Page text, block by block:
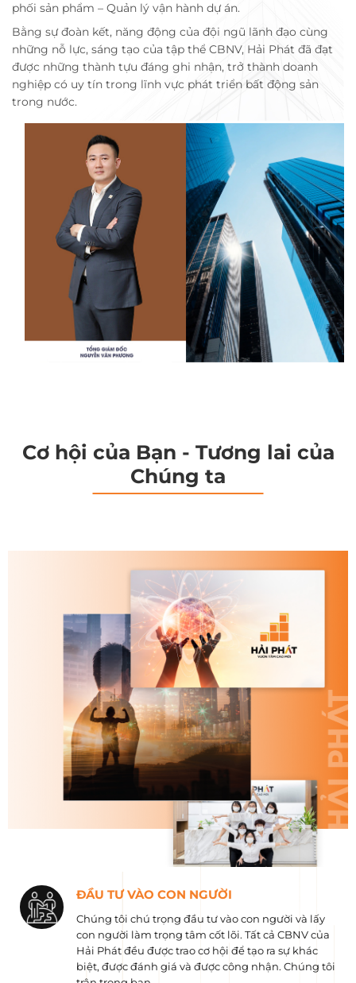
phối sản phẩm – Quản lý vận hành dự án.
Bằng sự đoàn kết, năng động của đội ngũ lãnh đạo cùng
những nỗ lực, sáng tạo của tập thể CBNV, Hải Phát đã đạt
được những thành tựu đáng ghi nhận, trở thành doanh
nghiệp có uy tín trong lĩnh vực phát triển bất động sản
trong nước.
Cơ hội của Bạn - Tương lai của
Chúng ta
ĐẦU TƯ VÀO CON NGƯỜI
Chúng tôi chú trọng đầu tư vào con người và lấy
con người làm trọng tâm cốt lõi. Tất cả CBNV của
Hải Phát đều được trao cơ hội để tạo ra sự khác
biệt, được đánh giá và được công nhận. Chúng tôi